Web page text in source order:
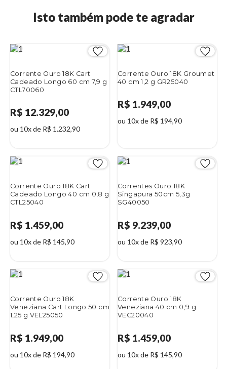
Isto também pode te agradar
Corrente Ouro 18K Cart
Cadeado Longo 60 cm 7,9 g
CTL70060
R$ 12.329,00
ou 10x de R$ 1.232,90
Corrente Ouro 18K Groumet
40 cm 1,2 g GR25040
R$ 1.949,00
ou 10x de R$ 194,90
Corrente Ouro 18K Cart
Cadeado Longo 40 cm 0,8 g
CTL25040
R$ 1.459,00
ou 10x de R$ 145,90
Correntes Ouro 18K
Singapura 50cm 5,3g
SG40050
R$ 9.239,00
ou 10x de R$ 923,90
Corrente Ouro 18K
Veneziana Cart Longo 50 cm
1,25 g VEL25050
R$ 1.949,00
ou 10x de R$ 194,90
Corrente Ouro 18K
Veneziana 40 cm 0,9 g
VEC20040
R$ 1.459,00
ou 10x de R$ 145,90